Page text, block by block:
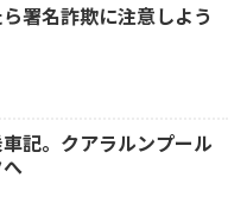
署名詐欺に注意しよう
記。クアラルンプール